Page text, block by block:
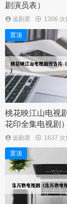
剧演员表）
追剧君 1306 次
置顶
桃花映江山电视
花印全集电视剧）
追剧君 1637 次
置顶